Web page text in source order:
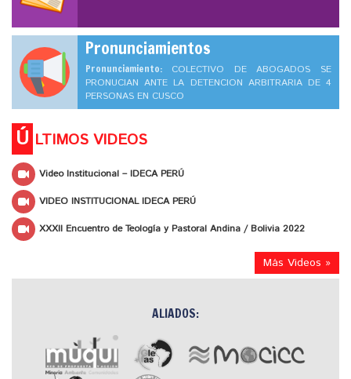
Pronunciamientos
Pronunciamiento: COLECTIVO DE ABOGADOS SE
PRONUCIAN ANTE LA DETENCION ARBITRARIA DE 4
PERSONAS EN CUSCO
Ú LTIMOS VIDEOS
Video Institucional – IDECA PERÚ
VIDEO INSTITUCIONAL IDECA PERÚ
XXXII Encuentro de Teología y Pastoral Andina / Bolivia 2022
Más Videos »
ALIADOS: